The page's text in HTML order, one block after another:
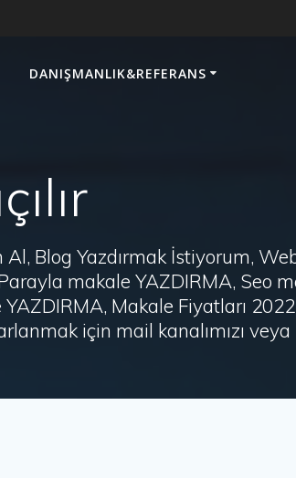
DANIŞMANLIK&REFERANS
Blog Yazdırmak İstiyorum,
makale YAZDIRMA, Seo
Makale Fiyatları
için mail kanalımızı